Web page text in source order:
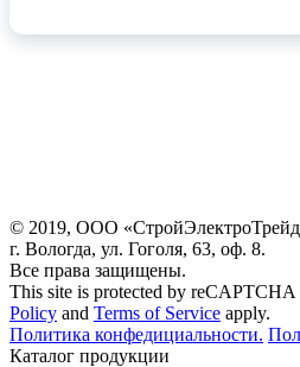
© 2019, ООО
г. Вологда, ул. Гоголя, 63, оф. 8.
Все права защищены.
This site is protected by reCAPTCHA
Policy and Terms of Service apply.
Политика конфедициальности.
Каталог продукции